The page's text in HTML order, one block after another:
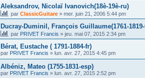
Aleksandrov, Nicolaï Ivanovich(18è-19è-ru)
par ClassicGuitare » mer. juin 21, 2006 5:44 pm
Ducray-Duminil, François Guillaume(1761-
par PRIVET Francis » jeu. mai 07, 2015 2:34 pm
Bérat, Eustache ( 1791-1884-fr)
par PRIVET Francis » lun. avr. 27, 2015 4:45 pm
Albéniz, Mateo (1755-1831-esp)
par PRIVET Francis » lun. avr. 27, 2015 2:52 pm